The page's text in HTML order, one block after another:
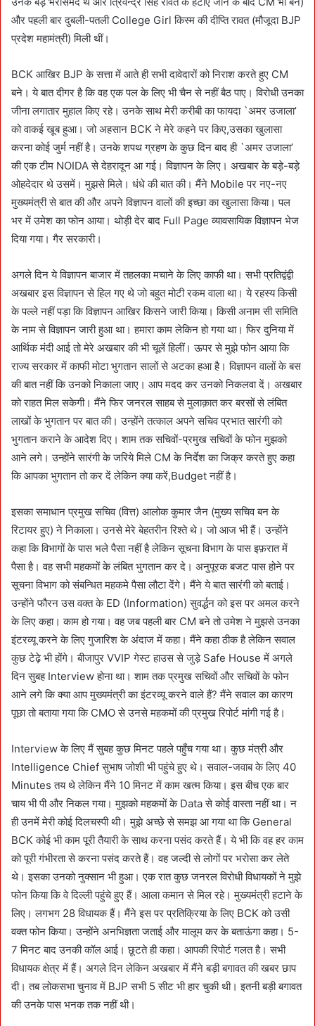
और पहली बार दुबली-पतली College Girl किस्म की दीप्ति रावत (मौजूदा BJP
प्रदेश महामंत्री) मिली थीं।
BCK आखिर BJP के सत्ता में आते ही सभी दावेदारों को निराश करते हुए CM
बने। ये बात दीगर है कि वह एक पल के लिए भी चैन से नहीं बैठ पाए। विरोधी उनका
जीना लगातार मुहाल किए रहे। उनके साथ मेरी करीबी का फायदा `अमर उजाला’
को वाकई खूब हुआ। जो अहसान BCK ने मेरे कहने पर किए,उसका खुलासा
करना कोई जुर्म नहीं है। उनके शपथ ग्रहण के कुछ दिन बाद ही `अमर उजाला’
की एक टीम NOIDA से देहरादून आ गई। विज्ञापन के लिए। अखबार के बड़े-बड़े
ओहदेदार थे उसमें। मुझसे मिले। धंधे की बात की। मैंने Mobile पर नए-नए
मुख्यमंत्री से बात की और अपने विज्ञापन वालों की इच्छा का खुलासा किया। पल
भर में उमेश का फोन आया। थोड़ी देर बाद Full Page व्यावसायिक विज्ञापन भेज
दिया गया। गैर सरकारी।
अगले दिन ये विज्ञापन बाजार में तहलका मचाने के लिए काफी था। सभी प्रतिद्वंद्वी
अखबार इस विज्ञापन से हिल गए थे जो बहुत मोटी रकम वाला था। ये रहस्य किसी
के पल्ले नहीं पड़ा कि विज्ञापन आखिर किसने जारी किया। किसी अनाम सी समिति
के नाम से विज्ञापन जारी हुआ था। हमारा काम लेकिन हो गया था। फिर दुनिया में
आर्थिक मंदी आई तो मेरे अखबार की भी चूलें हिलीं। ऊपर से मुझे फोन आया कि
राज्य सरकार में काफी मोटा भुगतान सालों से अटका हआ है। विज्ञापन वालों के बस
की बात नहीं कि उनको निकाला जाए। आप मदद कर उनको निकलवा दें। अखबार
को राहत मिल सकेगी। मैंने फिर जनरल साहब से मुलाक़ात कर बरसों से लंबित
लाखों के भुगतान पर बात की। उन्होंने तत्काल अपने सचिव प्रभात सारंगी को
भुगतान कराने के आदेश दिए। शाम तक सचिवों-प्रमुख सचिवों के फोन मुझको
आने लगे। उन्होंने सारंगी के जरिये मिले CM के निर्देश का जिक्र करते हुए कहा
कि आपका भुगतान तो कर दें लेकिन क्या करें,Budget नहीं है।
इसका समाधान प्रमुख सचिव (वित्त) आलोक कुमार जैन (मुख्य सचिव बन के
रिटायर हुए) ने निकाला। उनसे मेरे बेहतरीन रिश्ते थे। जो आज भी हैं। उन्होंने
कहा कि विभागों के पास भले पैसा नहीं है लेकिन सूचना विभाग के पास इफ़रात में
पैसा है। वह सभी महकमों के लंबित भुगतान कर दे। अनुपूरक बजट पास होने पर
सूचना विभाग को संबन्धित महकमे पैसा लौटा देंगे। मैंने ये बात सारंगी को बताई।
उन्होंने फौरन उस वक्त के ED (Information) सुवर्द्धन को इस पर अमल करने
के लिए कहा। काम हो गया। वह जब पहली बार CM बने तो उमेश ने मुझसे उनका
इंटरव्यू करने के लिए गुजारिश के अंदाज में कहा। मैंने कहा ठीक है लेकिन सवाल
कुछ टेढ़े भी होंगे। बीजापुर VVIP गेस्ट हाउस से जुड़े Safe House में अगले
दिन सुबह Interview होना था। शाम तक प्रमुख सचिवों और सचिवों के फोन
आने लगे कि क्या आप मुख्यमंत्री का इंटरव्यू करने वाले हैं? मैंने सवाल का कारण
पूछा तो बताया गया कि CMO से उनसे महकमों की प्रमुख रिपोर्ट मांगी गई है।
Interview के लिए मैं सुबह कुछ मिनट पहले पहुँच गया था। कुछ मंत्री और
Intelligence Chief सुभाष जोशी भी पहुंचे हुए थे। सवाल-जवाब के लिए 40
Minutes तय थे लेकिन मैंने 10 मिनट में काम खत्म किया। इस बीच एक बार
चाय भी पी और निकल गया। मुझको महकमों के Data से कोई वास्ता नहीं था। न
ही उनमें मेरी कोई दिलचस्पी थी। मुझे अच्छे से समझ आ गया था कि General
BCK कोई भी काम पूरी तैयारी के साथ करना पसंद करते हैं। ये भी कि वह हर काम
को पूरी गंभीरता से करना पसंद करते हैं। वह जल्दी से लोगों पर भरोसा कर लेते
थे। इसका उनको नुक्सान भी हुआ। एक रात कुछ जनरल विरोधी विधायकों ने मुझे
फोन किया कि वे दिल्ली पहुंचे हुए हैं। आला कमान से मिल रहे। मुख्यमंत्री हटाने के
लिए। लगभग 28 विधायक हैं। मैंने इस पर प्रतिक्रिया के लिए BCK को उसी
वक्त फोन किया। उन्होंने अनभिज्ञता जताई और मालूम कर के बताऊंगा कहा। 5-
7 मिनट बाद उनकी कॉल आई। छूटते ही कहा। आपकी रिपोर्ट गलत है। सभी
विधायक क्षेत्र में हैं। अगले दिन लेकिन अखबार में मैंने बड़ी बगावत की खबर छाप
दी। तब लोकसभा चुनाव में BJP सभी 5 सीट भी हार चुकी थी। इतनी बड़ी बगावत
की उनके पास भनक तक नहीं थी।